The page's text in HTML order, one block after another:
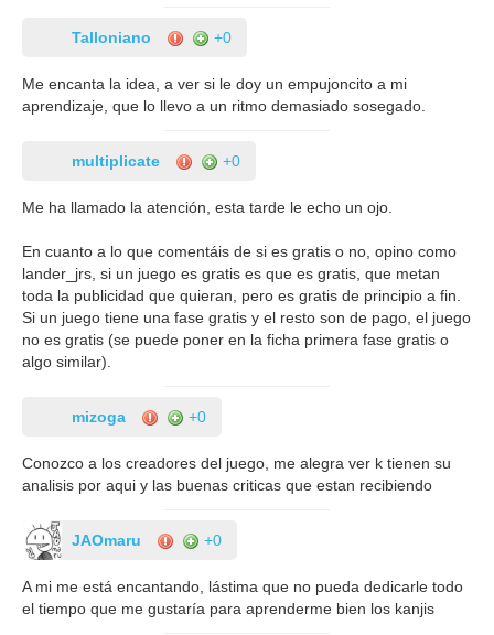
Talloniano +0
Me encanta la idea, a ver si le doy un empujoncito a mi
aprendizaje, que lo llevo a un ritmo demasiado sosegado.
multiplicate +0
Me ha llamado la atención, esta tarde le echo un ojo.
En cuanto a lo que comentáis de si es gratis o no, opino como
lander_jrs, si un juego es gratis es que es gratis, que metan
toda la publicidad que quieran, pero es gratis de principio a fin.
Si un juego tiene una fase gratis y el resto son de pago, el juego
no es gratis (se puede poner en la ficha primera fase gratis o
algo similar).
mizoga +0
Conozco a los creadores del juego, me alegra ver k tienen su
analisis por aqui y las buenas criticas que estan recibiendo
JAOmaru +0
A mi me está encantando, lástima que no pueda dedicarle todo
el tiempo que me gustaría para aprenderme bien los kanjis